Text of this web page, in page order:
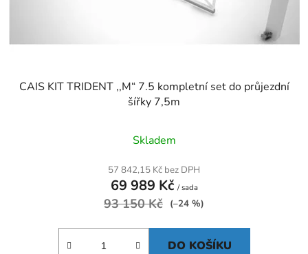
CAIS KIT TRIDENT ,,M“ 7.5 kompletní set do průjezdní
šířky 7,5m
Skladem
57 842,15 Kč bez DPH
69 989 Kč / sada
93 150 Kč (–24 %)
DO KOŠÍKU